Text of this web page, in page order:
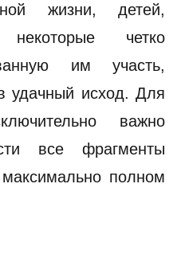
жизни, детей,
четко
им участь,
удачный исход. Для
важно
все фрагменты
полном